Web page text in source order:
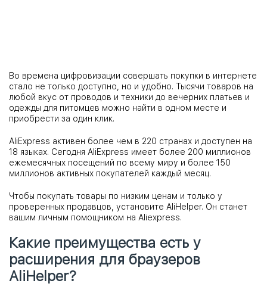
Во времена цифровизации совершать покупки в интернете
стало не только доступно, но и удобно. Тысячи товаров на
любой вкус от проводов и техники до вечерних платьев и
одежды для питомцев можно найти в одном месте и
приобрести за один клик.
AliExpress активен более чем в 220 странах и доступен на
18 языках. Сегодня AliExpress имеет более 200 миллионов
ежемесячных посещений по всему миру и более 150
миллионов активных покупателей каждый месяц.
Чтобы покупать товары по низким ценам и только у
проверенных продавцов, установите AliHelper. Он станет
вашим личным помощником на Aliexpress.
Какие преимущества есть у
расширения для браузеров
AliHelper?